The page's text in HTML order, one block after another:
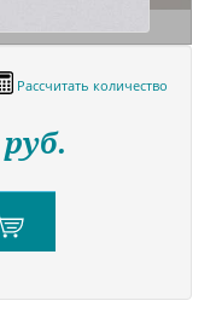
Рассчитать количество
руб.